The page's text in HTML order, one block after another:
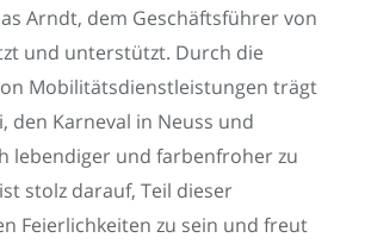
Arndt, dem Geschäftsführer von
und unterstützt. Durch die
Mobilitätsdienstleistungen trägt
den Karneval in Neuss und
lebendiger und farbenfroher zu
stolz darauf, Teil dieser
Feierlichkeiten zu sein und freut